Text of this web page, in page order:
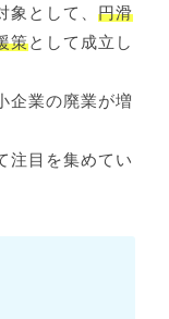
象として、円滑
策として成立し
企業の廃業が増
注目を集めてい